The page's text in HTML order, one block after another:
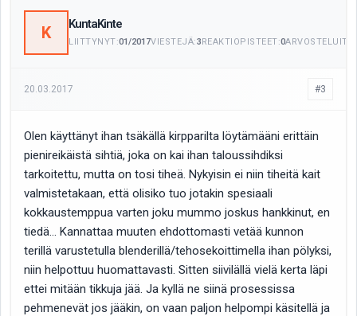
K KuntaKinte
LIITTYNYT:01/2017VIESTEJÄ:3REAKTIOPISTEET:0ARVOSTELUITA:
20.03.2017 #3
Olen käyttänyt ihan tsäkällä kirpparilta löytämääni erittäin
pienireikäistä sihtiä, joka on kai ihan taloussihdiksi
tarkoitettu, mutta on tosi tiheä. Nykyisin ei niin tiheitä kait
valmistetakaan, että olisiko tuo jotakin spesiaali
kokkaustemppua varten joku mummo joskus hankkinut, en
tiedä... Kannattaa muuten ehdottomasti vetää kunnon
terillä varustetulla blenderillä/tehosekoittimella ihan pölyksi,
niin helpottuu huomattavasti. Sitten siivilällä vielä kerta läpi
ettei mitään tikkuja jää. Ja kyllä ne siinä prosessissa
pehmenevät jos jääkin, on vaan paljon helpompi käsitellä ja